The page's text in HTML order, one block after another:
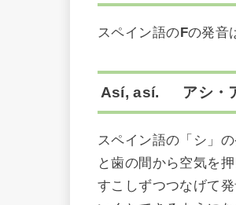
スペイン語のFの発音
Así, así. アシ・
スペイン語の「シ」
と歯の間から空気を
すこしずつつなげて